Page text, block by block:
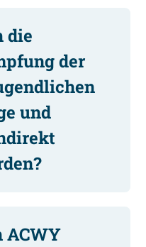
die
der
und
ACWY